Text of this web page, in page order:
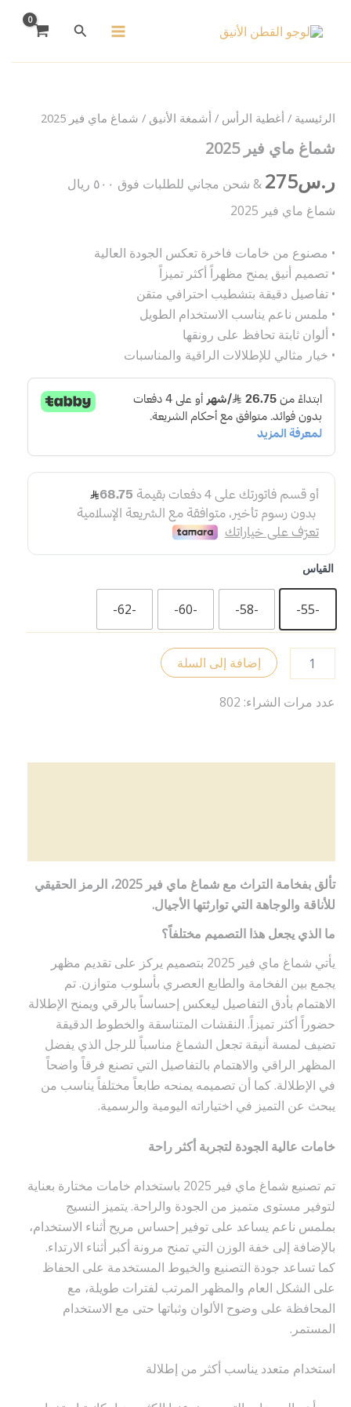
البحث
الرئيسية / أغطية الرأس / أشمغة الأنيق / شماغ ماي فير 2025
شماغ ماي فير 2025
ر.س275 & شحن مجاني للطلبات فوق ٥٠٠ ريال
شماغ ماي فير 2025
• مصنوع من خامات فاخرة تعكس الجودة العالية
• تصميم أنيق يمنح مظهراً أكثر تميزاً
• تفاصيل دقيقة بتشطيب احترافي متقن
• ملمس ناعم يناسب الاستخدام الطويل
• ألوان ثابتة تحافظ على رونقها
• خيار مثالي للإطلالات الراقية والمناسبات
القياس
-55-
-58-
-60-
-62-
فير
إضافة إلى السلة
عدد مرات الشراء: 802
تألق بفخامة التراث مع شماغ ماي فير 2025، الرمز الحقيقي
للأناقة والوجاهة التي توارثتها الأجيال.
ما الذي يجعل هذا التصميم مختلفاً؟
يأتي شماغ ماي فير 2025 بتصميم يركز على تقديم مظهر
يجمع بين الفخامة والطابع العصري بأسلوب متوازن. تم
الاهتمام بأدق التفاصيل ليعكس إحساساً بالرقي ويمنح الإطلالة
حضوراً أكثر تميزاً. النقشات المتناسقة والخطوط الدقيقة
تضيف لمسة أنيقة تجعل الشماغ مناسباً للرجل الذي يفضل
المظهر الراقي والاهتمام بالتفاصيل التي تصنع فرقاً واضحاً
في الإطلالة. كما أن تصميمه يمنحه طابعاً مختلفاً يناسب من
يبحث عن التميز في اختياراته اليومية والرسمية.
خامات عالية الجودة لتجربة أكثر راحة
تم تصنيع شماغ ماي فير 2025 باستخدام خامات مختارة بعناية
لتوفير مستوى متميز من الجودة والراحة. يتميز النسيج
بملمس ناعم يساعد على توفير إحساس مريح أثناء الاستخدام،
بالإضافة إلى خفة الوزن التي تمنح مرونة أكبر أثناء الارتداء.
كما تساعد جودة التصنيع والخيوط المستخدمة على الحفاظ
على الشكل العام والمظهر المرتب لفترات طويلة، مع
المحافظة على وضوح الألوان وثباتها حتى مع الاستخدام
المستمر.
استخدام متعدد يناسب أكثر من إطلالة